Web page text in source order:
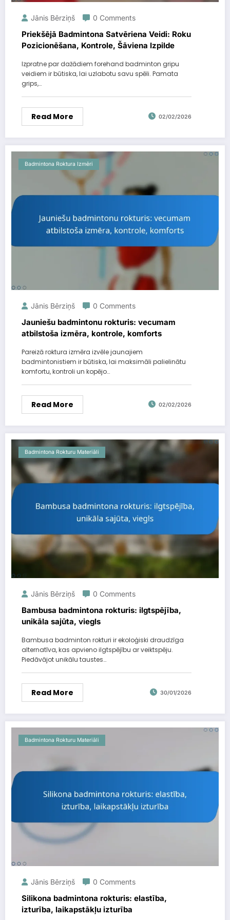
Jānis Bērziņš 0 Comments
Priekšējā Badmintona Satvēriena Veidi: Roku
Pozicionēšana, Kontrole, Šāviena Izpilde
Izpratne par dažādiem forehand badminton gripu
veidiem ir būtiska, lai uzlabotu savu spēli. Pamata
grips,…
Read More 02/02/2026
Badmintona Roktura Izmēri
Jānis Bērziņš 0 Comments
Jauniešu badmintonu rokturis: vecumam
atbilstoša izmēra, kontrole, komforts
Pareizā roktura izmēra izvēle jaunajiem
badmintonistiem ir būtiska, lai maksimāli palielinātu
komfortu, kontroli un kopējo…
Read More 02/02/2026
Badmintona Rokturu Materiāli
Jānis Bērziņš 0 Comments
Bambusa badmintona rokturis: ilgtspējība,
unikāla sajūta, viegls
Bambusa badminton rokturi ir ekoloģiski draudzīga
alternatīva, kas apvieno ilgtspējību ar veiktspēju.
Piedāvājot unikālu taustes…
Read More 30/01/2026
Badmintona Rokturu Materiāli
Jānis Bērziņš 0 Comments
Silikona badmintona rokturis: elastība,
izturība, laikapstākļu izturība